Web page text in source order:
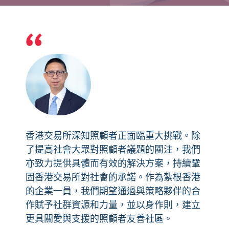
香港交易所深知照顧者正面臨重大挑戰。除
了提高社會大眾對照顧者議題的關注，我們
亦致力提供具體而有效的解決方案，持續鞏
固香港交易所對社會的承諾。作為紮根香港
的企業一員，我們期望通過與策略夥伴的合
作賦予社群資源和力量，並以身作則，建立
更具關愛與支援的照顧者友善社區。